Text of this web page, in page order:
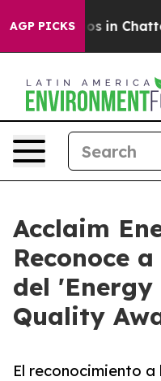
AGP PICKS
Chaos in
Acclaim
Reconoce
del
Quality
El reconocimiento